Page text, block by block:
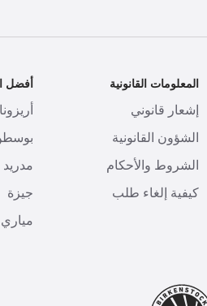
المعلومات القانونية
إشعار قانوني
الشؤون القانونية
الشروط والأحكام
كيفية إلغاء طلب
أفضل
أريزونا
مدريد
جيزة
مياري